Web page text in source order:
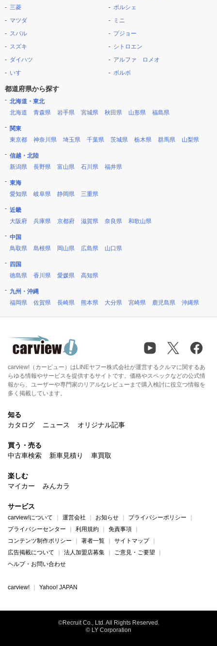
三菱
マツダ
スバル
スズキ
ダイハツ
いすゞ
ポルシェ
ミニ
プジョー
シトロエン
アルファ ロメオ
ボルボ
都道府県から探す
北海道・東北
北海道
青森県 岩手県 宮城県 秋田県 山形県 福島県
関東
東京都
神奈川県 埼玉県 千葉県 茨城県 栃木県 群馬県 山梨県
信越・北陸
新潟県
長野県 富山県 石川県 福井県
東海
愛知県
岐阜県 静岡県 三重県
近畿
大阪府
兵庫県 京都府 滋賀県 奈良県 和歌山県
中国
鳥取県
島根県 岡山県 広島県 山口県
四国
徳島県
香川県 愛媛県 高知県
九州・沖縄
福岡県
佐賀県 長崎県 熊本県 大分県 宮崎県 鹿児島県 沖縄県
carview!（カービュー）はLINEヤフー株式会社が運営するクルマに関するあ
らゆる情報やサービスを提供するサイトです。価格やスペックなどの公式情
報から、ユーザーや専門家のリアルなレビューまで購入検討に役立つ情報を
多く掲載しています。
知る
カタログ
ニュース オリジナル記事
買う・売る
中古車検索
新車見積り 車買取
楽しむ
マイカー
みんカラ
サービス
carview!について 運営会社 お知らせ
プライバシーポリシー
プライバシーセンター
利用規約
免責事項
コンテンツ制作ポリシー
著者一覧
サイトマップ
広告掲載について
法人加盟店募集
ご意見・ご要望
ヘルプ・お問い合わせ
carview! Yahoo! JAPAN
©Recruit Co., Ltd. All Rights Reserved.
© LY Corporation